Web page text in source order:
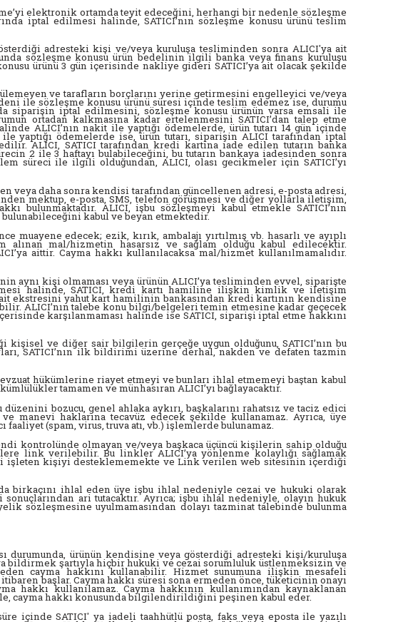
elektronik ortamda teyit edeceğini, herhangi bir nedenle sözleşme
iptal edilmesi halinde, SATICI’nın sözleşme konusu ürünü teslim
adresteki kişi ve/veya kuruluşa tesliminden sonra ALICI'ya ait
sözleşme konusu ürün bedelinin ilgili banka veya finans kuruluşu
ürünü 3 gün içerisinde nakliye gideri SATICI’ya ait olacak şekilde
ve tarafların borçlarını yerine getirmesini engelleyici ve/veya
ile sözleşme konusu ürünü süresi içinde teslim edemez ise, durumu
siparişin iptal edilmesini, sözleşme konusu ürünün varsa emsali ile
ortadan kalkmasına kadar ertelenmesini SATICI’dan talep etme
ALICI’nın nakit ile yaptığı ödemelerde, ürün tutarı 14 gün içinde
yaptığı ödemelerde ise, ürün tutarı, siparişin ALICI tarafından iptal
ALICI, SATICI tarafından kredi kartına iade edilen tutarın banka
2 ile 3 haftayı bulabileceğini, bu tutarın bankaya iadesinden sonra
süreci ile ilgili olduğundan, ALICI, olası gecikmeler için SATICI’yı
veya daha sonra kendisi tarafından güncellenen adresi, e-posta adresi,
mektup, e-posta, SMS, telefon görüşmesi ve diğer yollarla iletişim,
bulunmaktadır. ALICI, işbu sözleşmeyi kabul etmekle SATICI’nın
kabul ve beyan etmektedir.
edecek; ezik, kırık, ambalajı yırtılmış vb. hasarlı ve ayıplı
mal/hizmetin hasarsız ve sağlam olduğu kabul edilecektir.
aittir. Cayma hakkı kullanılacaksa mal/hizmet kullanılmamalıdır.
aynı kişi olmaması veya ürünün ALICI’ya tesliminden evvel, siparişte
halinde, SATICI, kredi kartı hamiline ilişkin kimlik ve iletişim
ekstresini yahut kart hamilinin bankasından kredi kartının kendisine
ALICI’nın talebe konu bilgi/belgeleri temin etmesine kadar geçecek
karşılanmaması halinde ise SATICI, siparişi iptal etme hakkını
kişisel ve diğer sair bilgilerin gerçeğe uygun olduğunu, SATICI’nın bu
SATICI’nın ilk bildirimi üzerine derhal, nakden ve defaten tazmin
hükümlerine riayet etmeyi ve bunları ihlal etmemeyi baştan kabul
tamamen ve münhasıran ALICI’yı bağlayacaktır.
bozucu, genel ahlaka aykırı, başkalarını rahatsız ve taciz edici
manevi haklarına tecavüz edecek şekilde kullanamaz. Ayrıca, üye
(spam, virus, truva atı, vb.) işlemlerde bulunamaz.
kontrolünde olmayan ve/veya başkaca üçüncü kişilerin sahip olduğu
link verilebilir. Bu linkler ALICI’ya yönlenme kolaylığı sağlamak
işleten kişiyi desteklememekte ve Link verilen web sitesinin içerdiği
birkaçını ihlal eden üye işbu ihlal nedeniyle cezai ve hukuki olarak
ari tutacaktır. Ayrıca; işbu ihlal nedeniyle, olayın hukuk
sözleşmesine uyulmamasından dolayı tazminat talebinde bulunma
durumunda, ürünün kendisine veya gösterdiği adresteki kişi/kuruluşa
bildirmek şartıyla hiçbir hukuki ve cezai sorumluluk üstlenmeksizin ve
cayma hakkını kullanabilir. Hizmet sunumuna ilişkin mesafeli
başlar. Cayma hakkı süresi sona ermeden önce, tüketicinin onayı
hakkı kullanılamaz. Cayma hakkının kullanımından kaynaklanan
cayma hakkı konusunda bilgilendirildiğini peşinen kabul eder.
içinde SATICI' ya iadeli taahhütlü posta, faks veya eposta ile yazılı